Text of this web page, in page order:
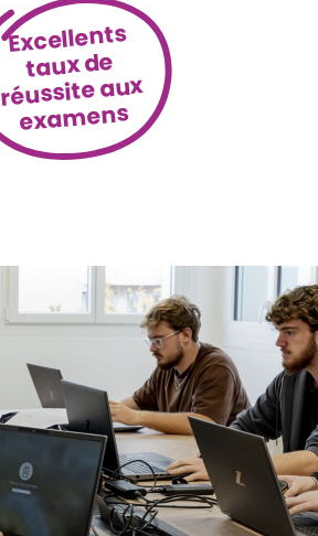
Excellents
taux de
réussite aux
examens